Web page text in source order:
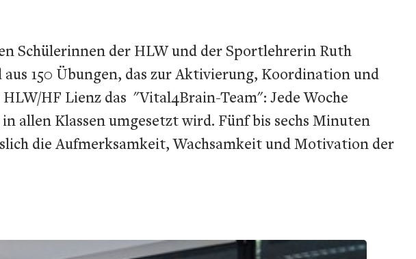
Schülerinnen der HLW und der Sportlehrerin Ruth
150 Übungen, das zur Aktivierung, Koordination und
HF Lienz das "Vital4Brain-Team": Jede Woche
allen Klassen umgesetzt wird. Fünf bis sechs Minuten
die Aufmerksamkeit, Wachsamkeit und Motivation der